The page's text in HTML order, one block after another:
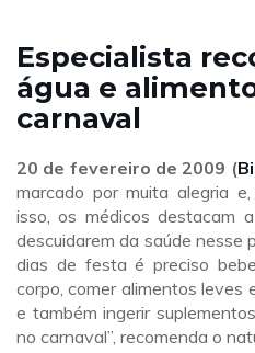
Especialista
água e
carnaval
20 de fevereiro de 2009 (
marcado por muita alegria
isso, os médicos destacam
descuidarem da saúde nesse
dias de festa é preciso
corpo, comer alimentos leves
e também ingerir
no carnaval”, recomenda o